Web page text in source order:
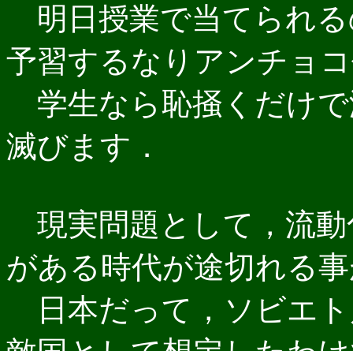
明日授業で当てられ
予習するなりアンチョ
学生なら恥掻くだけ
滅びます．
現実問題として，流動
がある時代が途切れる
日本だって，ソビエ